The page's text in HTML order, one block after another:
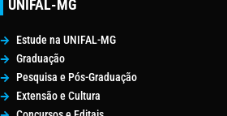
UNIFAL-MG
Estude na UNIFAL-MG
Graduação
Pesquisa e Pós-Graduação
Extensão e Cultura